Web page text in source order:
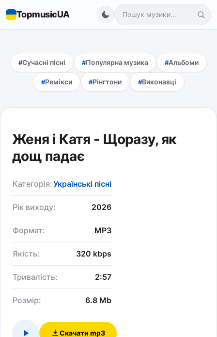
TopmusicUA
Сучасні пісні Популярна музика Альбоми
Ремікси Рінгтони Виконавці
Женя і Катя - Щоразу, як
дощ падає
Категорія:Українські пісні
Рік виходу: 2026
Формат: MP3
Якість: 320 kbps
Тривалість: 2:57
Розмір: 6.8 Mb
Скачати mp3